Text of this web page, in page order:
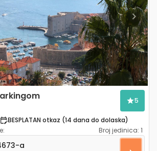
Next
5
BESPLATAN otkaz (14 dana do dolaska)
Broj jedinica: 1
Dubrovnik A-4673-a
a